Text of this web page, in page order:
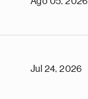
Jul 24, 2026